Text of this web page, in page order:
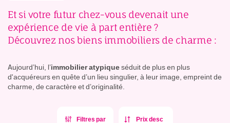
Et si votre futur chez-vous devenait une
expérience de vie à part entière ?
Découvrez nos biens immobiliers de charme :
Aujourd’hui, l’immobilier atypiqueséduit de plus en plus
d'acquéreurs en quête d’un lieu singulier, à leur image, empreint de
charme, de caractère et d’originalité.
Filtres par